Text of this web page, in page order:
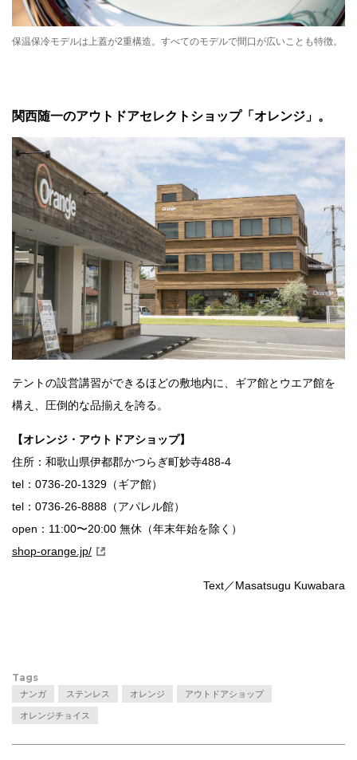
保温保冷モデルは上蓋が2重構造。すべてのモデルで間口が広いことも特徴。
関西随一のアウトドアセレクトショップ「オレンジ」。
テントの設営講習ができるほどの敷地内に、ギア館とウエア館を
構え、圧倒的な品揃えを誇る。
【オレンジ・アウトドアショップ】
住所：和歌山県伊都郡かつらぎ町妙寺488-4
tel：0736-20-1329（ギア館）
tel：0736-26-8888（アパレル館）
open：11:00〜20:00 無休（年末年始を除く）
shop-orange.jp/
Text／Masatsugu Kuwabara
Tags
ナンガ ステンレス オレンジ アウトドアショップ
オレンジチョイス